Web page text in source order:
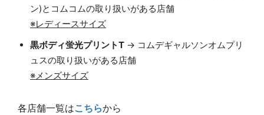
ン)とコムコムの取り扱いがある店舗
※レディースサイズ
黒ボディ蛍光プリントT→ コムデギャルソンオムプリ
ュスの取り扱いがある店舗
※メンズサイズ
各店舗一覧はこちらから